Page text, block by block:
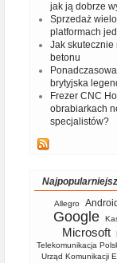
jak ją dobrze
Sprzedaż
platformach
Jak skutecznie
betonu
brytyjska
Frezer CNC
obrabiarkach
specjalistów?
Allegro Android
Google
Microsoft
Telekomunikacja
Urząd Komunikacji